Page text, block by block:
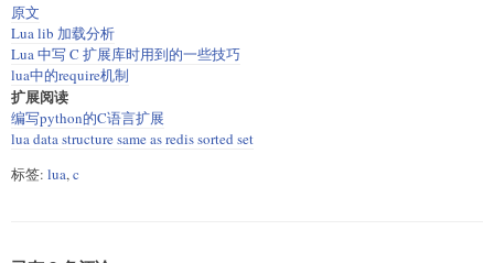
原文
Lua lib 加载分析
Lua 中写 C 扩展库时用到的一些技巧
lua中的require机制
扩展阅读
编写python的C语言扩展
lua data structure same as redis sorted set
标签: lua,c